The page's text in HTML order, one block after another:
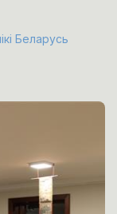
Беларусь